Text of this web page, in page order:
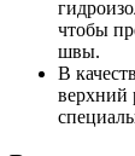
чтобы
швы.
В
верхний